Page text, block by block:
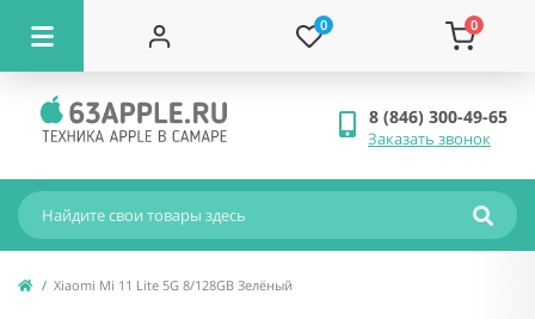
0 0
8 (846) 300-49-65
Заказать звонок
Xiaomi Mi 11 Lite 5G 8/128GB Зелёный